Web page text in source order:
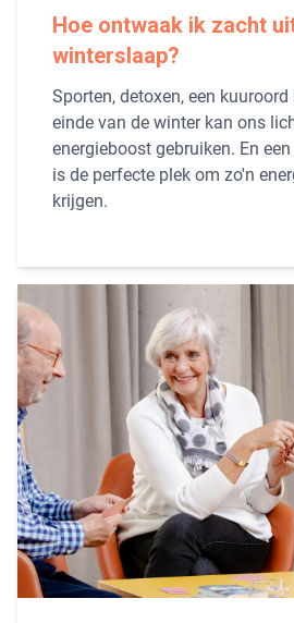
Hoe ontwaak ik zacht
winterslaap?
Sporten, detoxen, een
einde van de winter kan ons
energieboost gebruiken. En
is de perfecte plek om zo'n
krijgen.